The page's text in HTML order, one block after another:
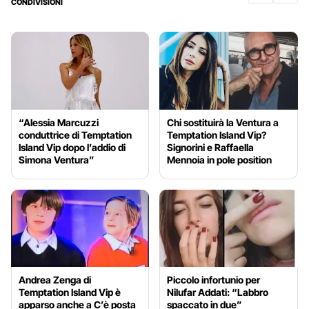
CONDIVISIONI
“Alessia Marcuzzi
conduttrice di Temptation
Island Vip dopo l’addio di
Simona Ventura”
Chi sostituirà la Ventura a
Temptation Island Vip?
Signorini e Raffaella
Mennoia in pole position
Andrea Zenga di
Temptation Island Vip è
apparso anche a C’è posta
Piccolo infortunio per
Nilufar Addati: “Labbro
spaccato in due”